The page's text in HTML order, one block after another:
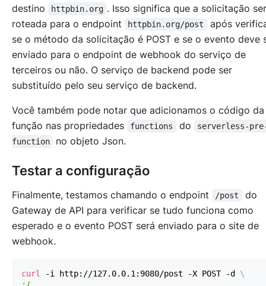
destino
httpbin.org . Isso significa que a solicitação
roteada para o endpoint
httpbin.org/post
após
se o método da solicitação é POST e se o evento deve
enviado para o endpoint de webhook do serviço de
terceiros ou não. O serviço de backend pode ser
substituído pelo seu serviço de backend.
Você também pode notar que adicionamos o código da
função nas propriedades
functions do
serverless-
function
no objeto Json.
Testar a configuração
Finalmente, testamos chamando o endpoint /post
do
Gateway de API para verificar se tudo funciona como
esperado e o evento POST será enviado para o site de
webhook.
curl -i http://127.0.0.1:9080/post -X POST -d \